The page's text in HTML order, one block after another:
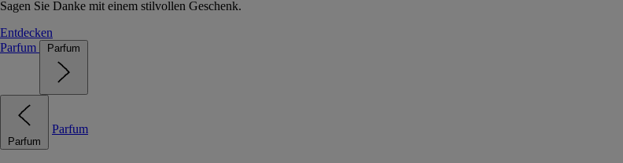
Sagen Sie Danke mit einem stilvollen Geschenk.
Entdecken
Parfum
Parfum
Parfum
Parfum